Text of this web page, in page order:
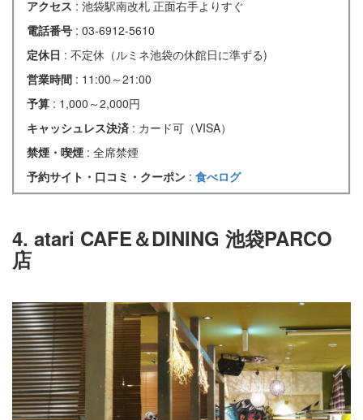
アクセス : 池袋駅南改札 正面右手よりすぐ
電話番号 : 03-6912-5610
定休日 : 不定休（ルミネ池袋の休館日に準ずる)
営業時間 : 11:00～21:00
予算 : 1,000～2,000円
キャッシュレス決済 : カード可（VISA）
禁煙・喫煙 : 全席禁煙
予約サイト・口コミ・クーポン : 食べログ
4. atari CAFE＆DINING 池袋PARCO
店